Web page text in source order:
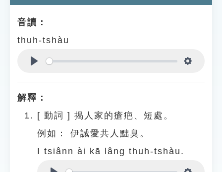
遊戲專區
貓頭鷹博士
音讀：
thuh-tshàu
解釋：
[ 動詞 ] 揭人家的瘡疤、短處。
例如：
伊誠愛共人黜臭。
I tsiânn ài kā lâng thuh-tshàu.